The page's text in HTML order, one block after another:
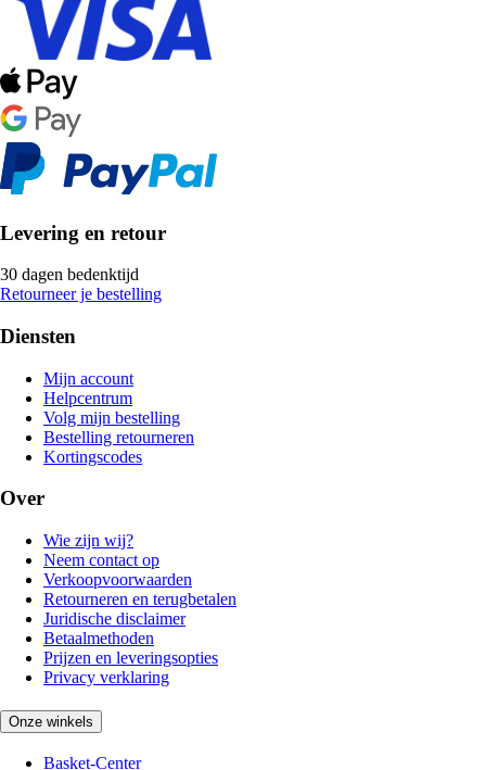
Levering en retour
30 dagen bedenktijd
Retourneer je bestelling
Diensten
Mijn account
Helpcentrum
Volg mijn bestelling
Bestelling retourneren
Kortingscodes
Over
Wie zijn wij?
Neem contact op
Verkoopvoorwaarden
Retourneren en terugbetalen
Juridische disclaimer
Betaalmethoden
Prijzen en leveringsopties
Privacy verklaring
Onze winkels
Basket-Center